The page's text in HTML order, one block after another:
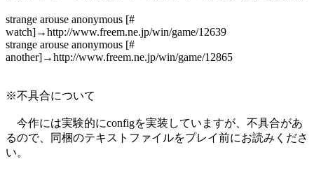
strange arouse anonymous [#
watch]→http://www.freem.ne.jp/win/game/12639
strange arouse anonymous [#
another]→http://www.freem.ne.jp/win/game/12865
※不具合について
今作には実験的にconfigを実装していますが、不具合があ
るので、同梱のテキストファイルをプレイ前にお読みくださ
い。